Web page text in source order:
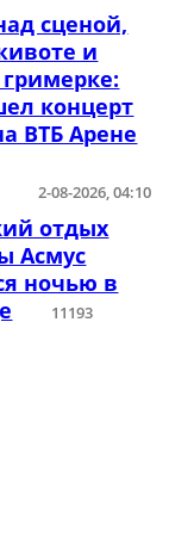
сценой,
и
концерт
ВТБ Арене
2-08-2026, 04:10
отдых
Асмус
ночью в
11193